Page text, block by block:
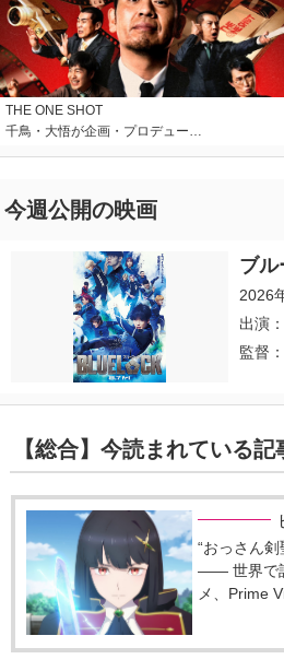
THE ONE SHOT
千鳥・大悟が企画・プロデュー…
今週公開の映画
ブル
2026
出演
監督
【総合】今読まれている記
“おっさん
―― 世界で
メ、Prime